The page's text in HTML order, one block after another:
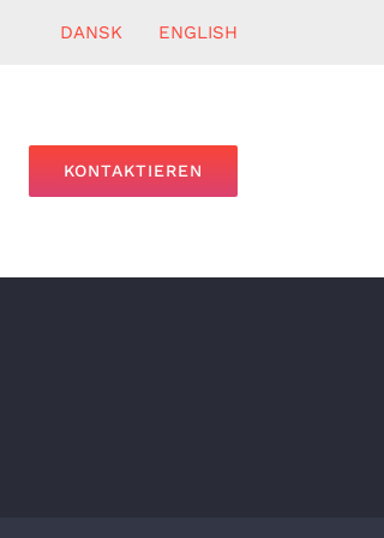
DANSK ENGLISH
KONTAKTIEREN